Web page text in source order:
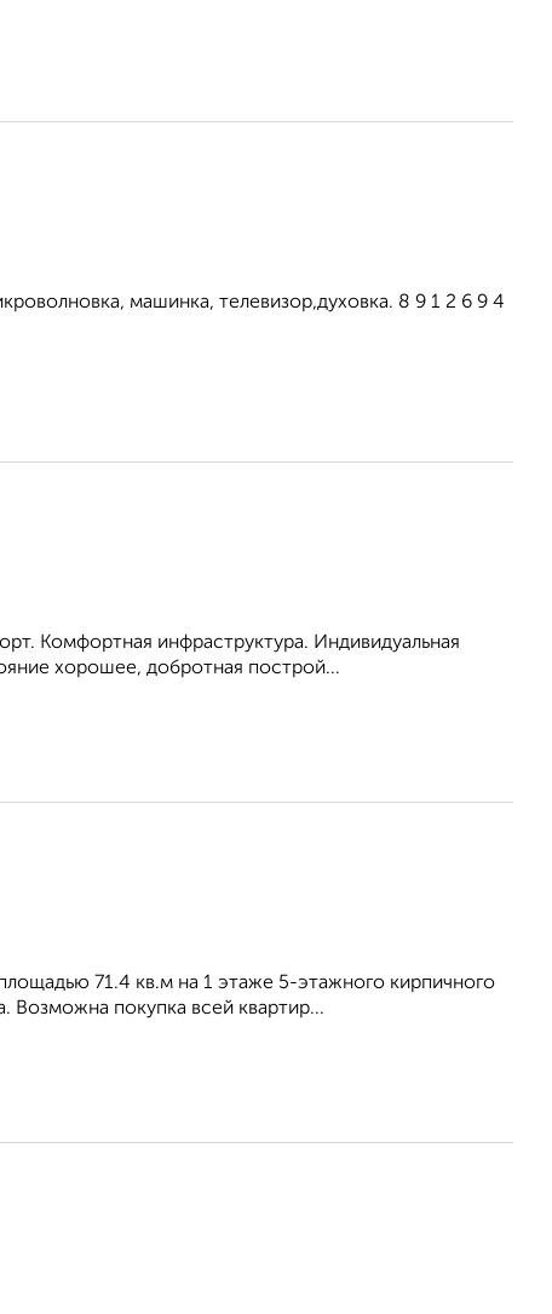
машинка, телевизор,духовка. 8 9 1 2 6 9 4
Комфортная инфраструктура. Индивидуальная
хорошее, добротная построй...
71.4 кв.м на 1 этаже 5-этажного кирпичного
покупка всей квартир...